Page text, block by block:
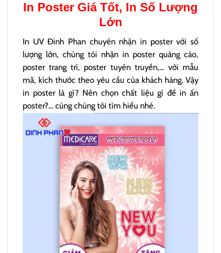
In Poster Giá Tốt, In Số Lượng
Lớn
In UV Đinh Phan chuyên nhận in poster với số
lượng lớn, chúng tôi nhận in poster quảng cáo,
poster trang trí, poster tuyên truyền,… với mẫu
mã, kích thước theo yêu cầu của khách hàng. Vậy
in poster là gì? Nên chọn chất liệu gì để in ấn
poster?… cùng chúng tôi tìm hiểu nhé.